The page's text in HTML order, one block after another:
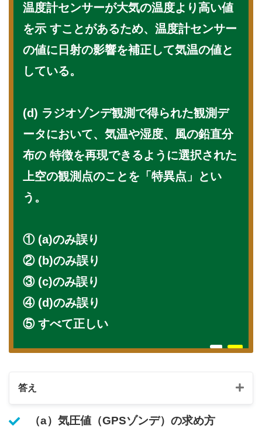
温度計センサーが⼤気の温度より⾼い値
を⽰ すことがあるため、温度計センサー
の値に⽇射の影響を補正して気温の値と
している。
(d) ラジオゾンデ観測で得られた観測デ
ータにおいて、気温や湿度、⾵の鉛直分
布の 特徴を再現できるように選択された
上空の観測点のことを「特異点」とい
う。
① (a)のみ誤り
② (b)のみ誤り
③ (c)のみ誤り
④ (d)のみ誤り
⑤ すべて正しい
答え
（a）気圧値（GPSゾンデ）の求め方